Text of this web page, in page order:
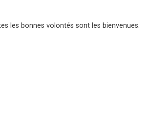
les bonnes volontés sont les bienvenues.